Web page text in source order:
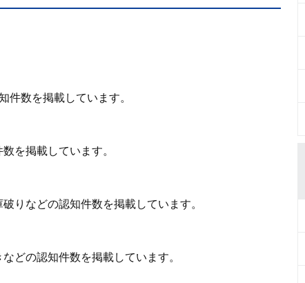
件数を掲載しています。
を掲載しています。
りなどの認知件数を掲載しています。
どの認知件数を掲載しています。